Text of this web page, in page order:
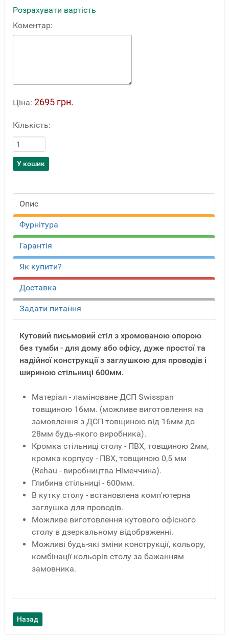
Розрахувати вартість
Коментар:
Ціна: 2695 грн.
Кількість:
Опис
Фурнітура
Гарантія
Як купити?
Доставка
Задати питання
Кутовий письмовий стіл з хромованою опорою
без тумби - для дому або офісу, дуже простої та
надійної конструкції з заглушкою для проводів і
шириною стільниці 600мм.
Матеріал - ламіноване ДСП Swisspan
товщиною 16мм. (можливе виготовлення на
замовлення з ДСП товщиною від 16мм до
28мм будь-якого виробника).
Кромка стільниці столу - ПВХ, товщиною 2мм,
кромка корпусу - ПВХ, товщиною 0,5 мм
(Rehau - виробництва Німеччина).
Глибина стільниці - 600мм.
В кутку столу - встановлена комп'ютерна
заглушка для проводів.
Можливе виготовлення кутового офісного
столу в дзеркальному відображенні.
Можливі будь-які зміни конструкції, кольору,
комбінації кольорів столу за бажанням
замовника.